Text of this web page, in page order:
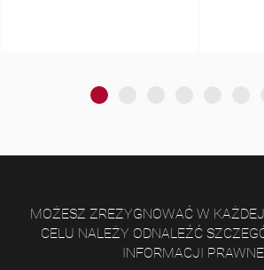
MOŻESZ ZREZYGNOWAĆ W
CELU NALEŻY ODNALEŹĆ
INFORMACJI